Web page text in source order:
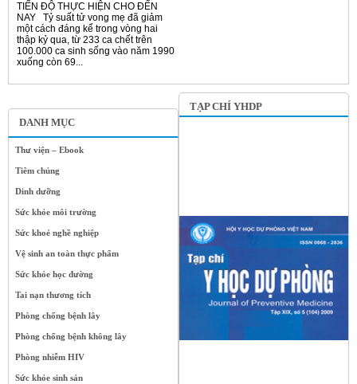
DANH MỤC
Thư viện – Ebook
Tiêm chủng
Dinh dưỡng
Sức khỏe môi trường
Sức khoẻ nghề nghiệp
Vệ sinh an toàn thực phẩm
Sức khỏe học đường
Tai nạn thương tích
Phòng chống bệnh lây
Phòng chống bệnh không lây
Phòng nhiễm HIV
Sức khỏe sinh sản
TIẾN ĐỘ THỰC HIỆN CHO ĐẾN
NAY Tỷ suất tử vong mẹ đã giảm
một cách đáng kể trong vòng hai
thập kỷ qua, từ 233 ca chết trên
100.000 ca sinh sống vào năm 1990
xuống còn 69...
TẠP CHÍ YHDP